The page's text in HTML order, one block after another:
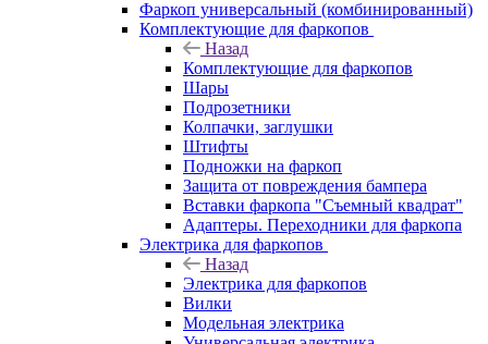
Фаркоп универсальный (комбинированный)
Комплектующие для фаркопов
Назад
Комплектующие для фаркопов
Шары
Подрозетники
Колпачки, заглушки
Штифты
Подножки на фаркоп
Защита от повреждения бампера
Вставки фаркопа "Съемный квадрат"
Адаптеры. Переходники для фаркопа
Электрика для фаркопов
Назад
Электрика для фаркопов
Вилки
Модельная электрика